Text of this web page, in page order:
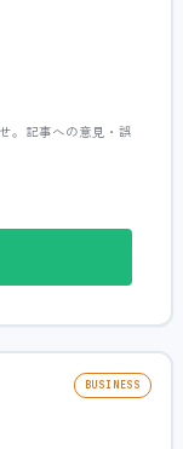
。記事への意見・誤
BUSINESS